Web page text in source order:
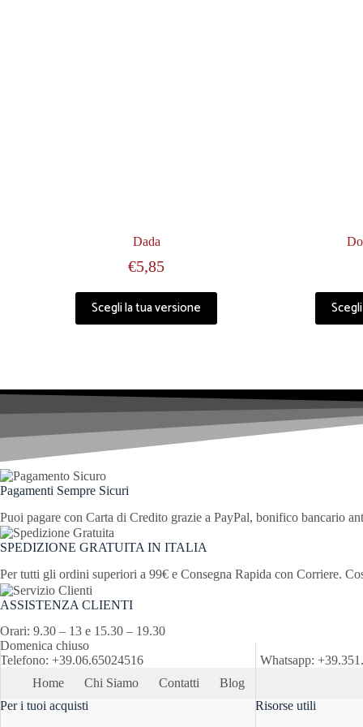
Dada
€5,85
Scegli la tua versione
prodotto
ha
possono
essere
scelte
nella
Pagamenti Sempre Sicuri
Puoi pagare con Carta di Credito grazie a PayPal, bonifico bancario
SPEDIZIONE GRATUITA IN ITALIA
Per tutti gli ordini superiori a 99€ e Consegna Rapida con Corriere.
ASSISTENZA CLIENTI
Orari: 9.30 – 13 e 15.30 – 19.30
Domenica chiuso
Telefono: +39.06.65024516 Whatsapp:
Home
Chi Siamo Contatti
Blog
Per i tuoi acquisti
Risorse utili